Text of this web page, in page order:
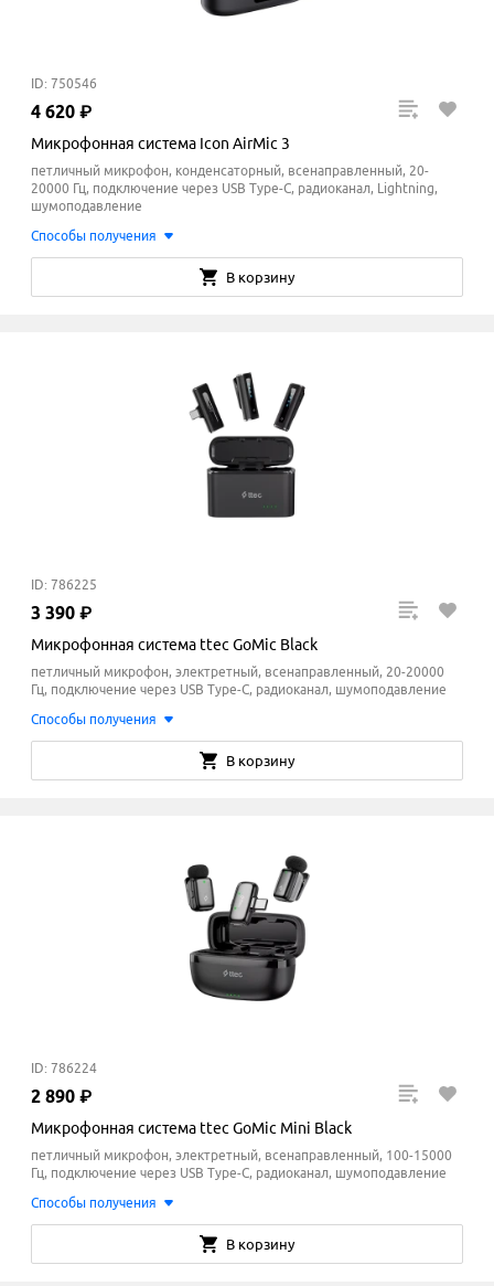
ID: 750546
4 620 ₽
Микрофонная система Icon AirMic 3
петличный микрофон, конденсаторный, всенаправленный, 20-
20000 Гц, подключение через USB Type-C, радиоканал, Lightning,
шумоподавление
Способы получения
В корзину
ID: 786225
3 390 ₽
Микрофонная система ttec GoMic Black
петличный микрофон, электретный, всенаправленный, 20-20000
Гц, подключение через USB Type-C, радиоканал, шумоподавление
Способы получения
В корзину
ID: 786224
2 890 ₽
Микрофонная система ttec GoMic Mini Black
петличный микрофон, электретный, всенаправленный, 100-15000
Гц, подключение через USB Type-C, радиоканал, шумоподавление
Способы получения
В корзину